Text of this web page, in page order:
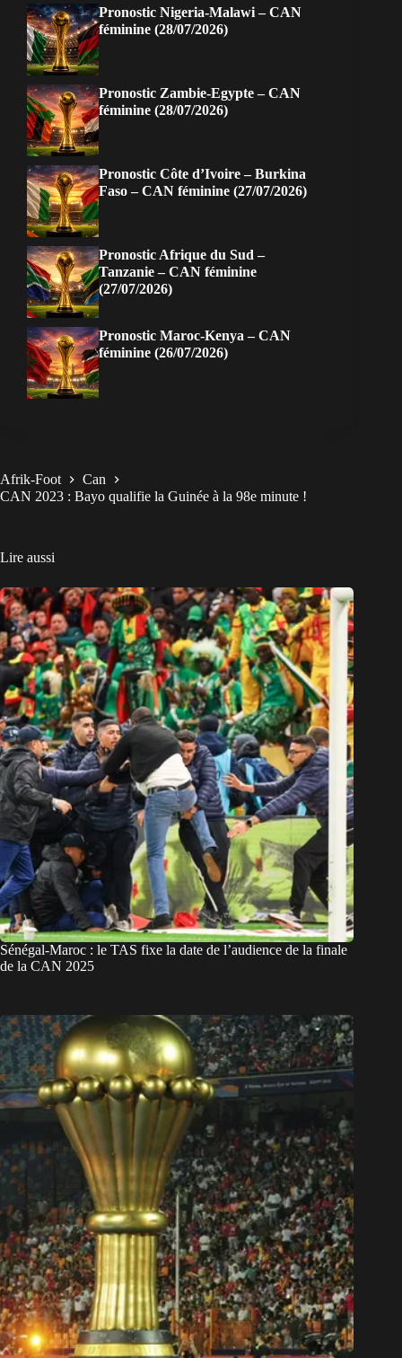
Pronostic Nigeria-Malawi – CAN
féminine (28/07/2026)
Pronostic Zambie-Egypte – CAN
féminine (28/07/2026)
Pronostic Côte d’Ivoire – Burkina
Faso – CAN féminine (27/07/2026)
Pronostic Afrique du Sud –
Tanzanie – CAN féminine
(27/07/2026)
Pronostic Maroc-Kenya – CAN
féminine (26/07/2026)
Afrik-Foot
Can
CAN 2023 : Bayo qualifie la Guinée à la 98e minute !
Lire aussi
Sénégal-Maroc : le TAS fixe la date de l’audience de la finale
de la CAN 2025